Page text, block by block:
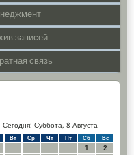
записей
связь
Сегодня: Суббота, 8 Августа
Вт Ср Чт Пт Сб Вс
1
2